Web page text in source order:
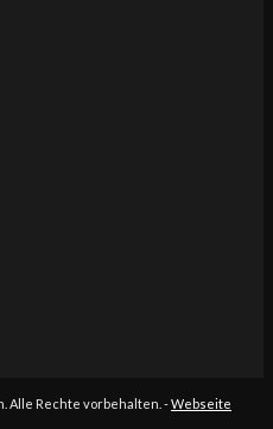
Alle Rechte vorbehalten. -Webseite